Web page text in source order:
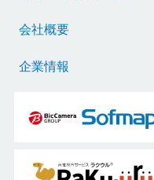
会社概要
企業情報